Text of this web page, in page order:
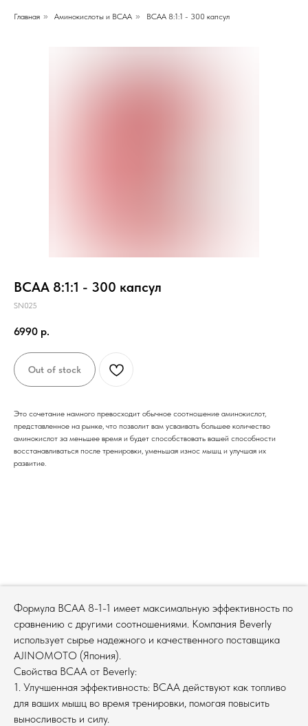
Главная » Аминокислоты и BCAA » BCAA 8:1:1 - 300 капсул
BCAA 8:1:1 - 300 капсул
SN025
6990 р.
Out of stock
Это сочетание намного превосходит обычное соотношение аминокислот,
представленное на рынке, что позволит вам усваивать большее количество
аминокислот за меньшее время и будет способствовать вашей способности
восстанавливаться после тренировки, уменьшая износ мышц и улучшая их
развитие.
Формула BCAA 8-1-1 имеет максимальную эффективность по
сравнению с другими соотношениями. Компания Beverly
использует сырье надежного и качественного поставщика
AJINOMOTO (Япония).
Свойства BCAA от Beverly:
1. Улучшенная эффективность: BCAA действуют как топливо
для ваших мышц во время тренировки, помогая повысить
выносливость и силу.